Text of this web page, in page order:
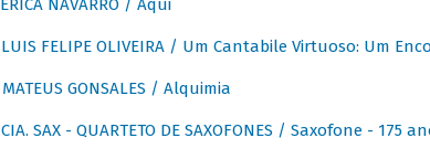
ERICA NAVARRO / Aqui
LUIS FELIPE OLIVEIRA / Um Cantabile Virtuoso: Um
MATEUS GONSALES / Alquimia
CIA. SAX - QUARTETO DE SAXOFONES / Saxofone - 175